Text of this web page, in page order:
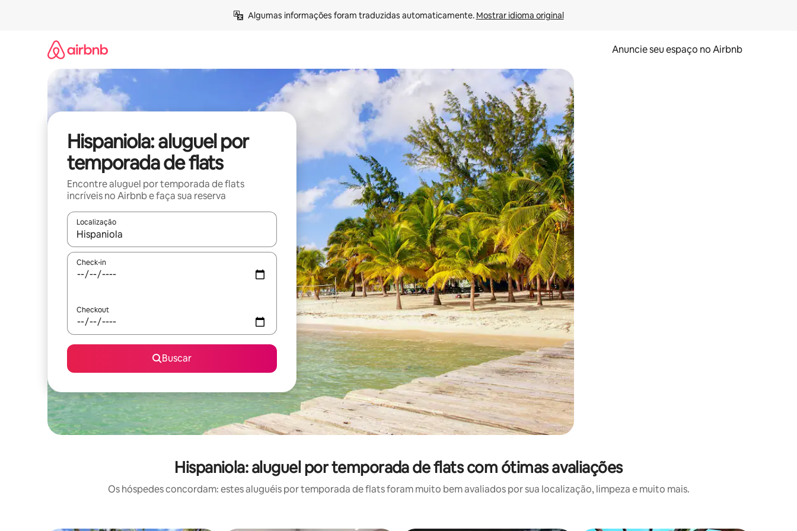
Algumas informações foram traduzidas automaticamente. Mostrar idioma original
Anuncie seu espaço no Airbnb
Hispaniola: aluguel por
temporada de flats
Encontre aluguel por temporada de flats
incríveis no Airbnb e faça sua reserva
Localização
Quando os resultados estiverem disponíveis, explore-os usando as seta para cima e para baixo do teclado ou tocando e deslizando o dedo na tela.
Check-in
Checkout
Buscar
Hispaniola: aluguel por temporada de flats com ótimas avaliações
Os hóspedes concordam: estes aluguéis por temporada de flats foram muito bem avaliados por sua localização, limpeza e muito mais.